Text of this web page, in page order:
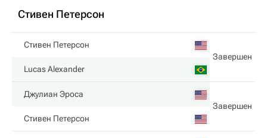
Стивен Петерсон
Стивен Петерсон
Завершен
Lucas Alexander
Джулиан Эроса
Завершен
Стивен Петерсон